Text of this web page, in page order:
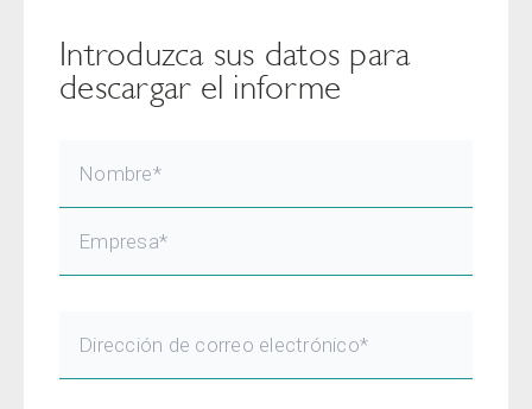
Introduzca sus datos para
descargar el informe